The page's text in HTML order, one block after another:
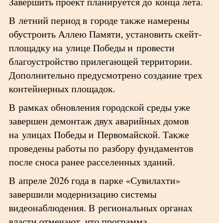
В летний период в городе также намерены
обустроить Аллею Памяти, установить скейт-
площадку на улице Победы и провести
благоустройство прилегающей территории.
Дополнительно предусмотрено создание трех
контейнерных площадок.
В рамках обновления городской среды уже
завершен демонтаж двух аварийных домов
на улицах Победы и Первомайской. Также
проведены работы по разбору фундаментов
после сноса ранее расселенных зданий.
В апреле 2026 года в парке «Сувилахти»
завершили модернизацию системы
видеонаблюдения. В региональных органах